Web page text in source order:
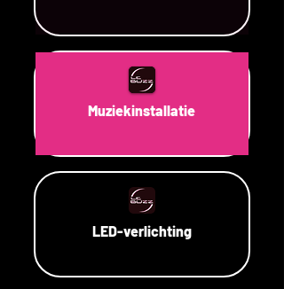
Muziekinstallatie
LED-verlichting